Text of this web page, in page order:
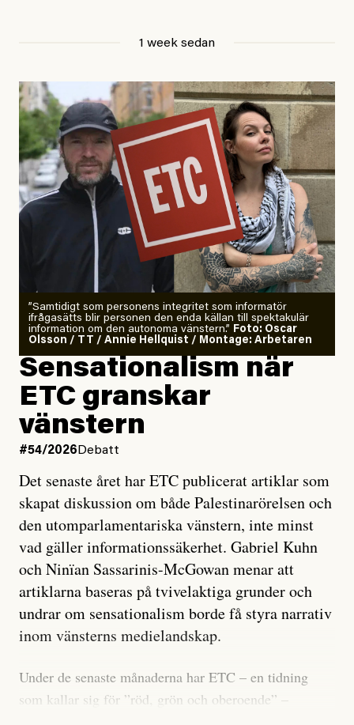
1 week sedan
”Samtidigt som personens integritet som informatör
ifrågasätts blir personen den enda källan till spektakulär
information om den autonoma vänstern.” Foto: Oscar
Olsson / TT / Annie Hellquist / Montage: Arbetaren
Sensationalism när
ETC granskar
vänstern
#54/2026 Debatt
Det senaste året har ETC publicerat artiklar som
skapat diskussion om både Palestinarörelsen och
den utomparlamentariska vänstern, inte minst
vad gäller informationssäkerhet. Gabriel Kuhn
och Ninïan Sassarinis-McGowan menar att
artiklarna baseras på tvivelaktiga grunder och
undrar om sensationalism borde få styra narrativ
inom vänsterns medielandskap.
Under de senaste månaderna har ETC – en tidning
som kallar sig för ”röd, grön och oberoende” –